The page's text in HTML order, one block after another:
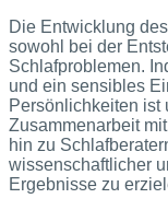
Die Entwicklung
sowohl bei der
Schlafproblemen.
und ein sensibles
Persönlichkeiten ist
Zusammenarbeit
hin zu
wissenschaftlicher
Ergebnisse zu